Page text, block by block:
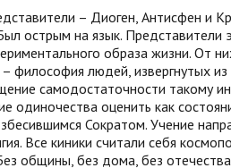
– Диоген, Антисфен и
острым на язык. Представители
образа жизни. От
философия людей, извергнутых
самодостаточности такому
одиночества оценить как
Сократом. Учение
Все киники считали себя
общины, без дома, без